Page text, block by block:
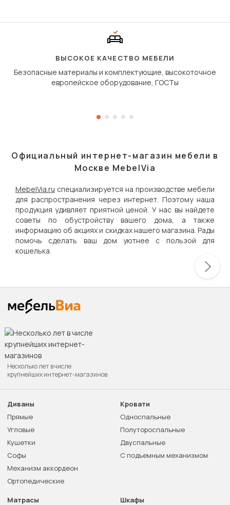
сиденье не
дугообразной
ВЫСОКОЕ КАЧЕСТВО МЕБЕЛИ
Безопасные материалы и комплектующие, высокоточное
европейское оборудование, ГОСТы
Официальный интернет-магазин мебели в
Москве MebelVia
MebelVia.ru специализируется на производстве мебели
для распространения через интернет. Поэтому наша
продукция удивляет приятной ценой. У нас вы найдете
советы по обустройству вашего дома, а также
информацию об акциях и скидках нашего магазина. Рады
помочь сделать ваш дом уютнее с пользой для
кошелька.
Несколько лет в числе
крупнейших интернет-магазинов
Диваны
Прямые
Угловые
Кушетки
Софы
Механизм аккордеон
Ортопедические
Кровати
Односпальные
Полутороспальные
Двуспальные
С подъемным механизмом
Матрасы
Шкафы